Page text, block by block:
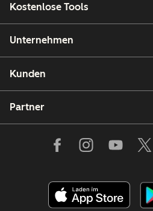
Kostenlose Tools
Unternehmen
Kunden
Partner